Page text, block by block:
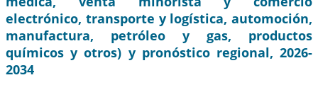
electrónico, transporte y logística, automoción,
manufactura, petróleo y gas, productos
químicos y otros) y pronóstico regional, 2026-
2034